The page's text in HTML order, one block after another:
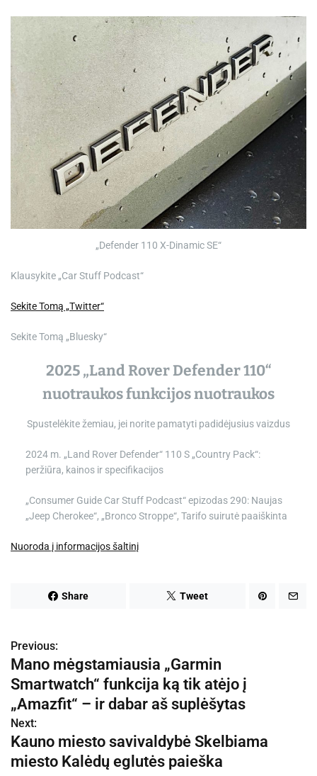
„Defender 110 X-Dinamic SE“
Klausykite „Car Stuff Podcast“
Sekite Tomą „Twitter“
Sekite Tomą „Bluesky“
2025 „Land Rover Defender 110“
nuotraukos funkcijos nuotraukos
Spustelėkite žemiau, jei norite pamatyti padidėjusius vaizdus
2024 m. „Land Rover Defender“ 110 S „Country Pack“:
peržiūra, kainos ir specifikacijos
„Consumer Guide Car Stuff Podcast“ epizodas 290: Naujas
„Jeep Cherokee“, „Bronco Stroppe“, Tarifo suirutė paaiškinta
Nuoroda į informacijos šaltinį
Share Tweet
N
a
v
i
g
Previous:
Mano mėgstamiausia „Garmin
Smartwatch“ funkcija ką tik atėjo į
„Amazfit“ – ir dabar aš suplėšytas
Next:
Kauno miesto savivaldybė Skelbiama
miesto Kalėdų eglutės paieška